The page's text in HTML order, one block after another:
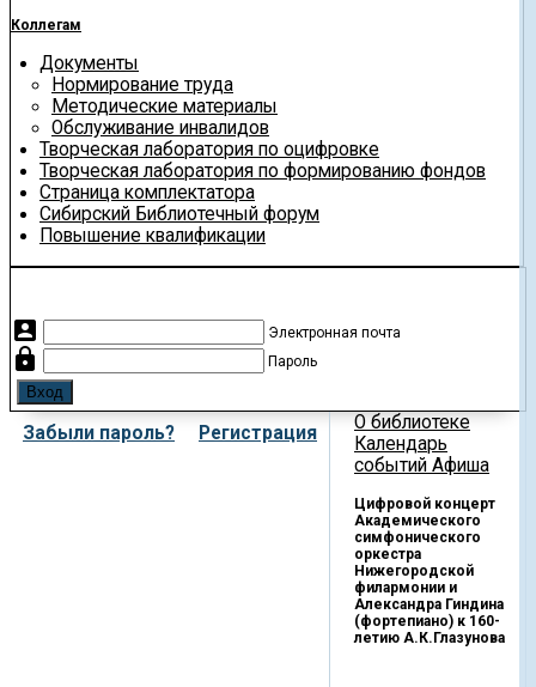
Коллегам
Документы
Нормирование труда
Методические материалы
Обслуживание инвалидов
Творческая лаборатория по оцифровке
Творческая лаборатория по формированию фондов
Страница комплектатора
Сибирский Библиотечный форум
Повышение квалификации
account_box Электронная почта
lock Пароль
Забыли пароль? Регистрация
О библиотеке
Календарь
событий Афиша
Цифровой концерт
Академического
симфонического
оркестра
Нижегородской
филармонии и
Александра Гиндина
(фортепиано) к 160-
летию А.К.Глазунова